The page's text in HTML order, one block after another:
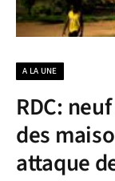
A LA UNE
RDC:
des
attaque